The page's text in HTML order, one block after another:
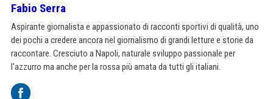
Fabio Serra
Aspirante giornalista e appassionato di racconti sportivi di qualità, uno
dei pochi a credere ancora nel giornalismo di grandi letture e storie da
raccontare. Cresciuto a Napoli, naturale sviluppo passionale per
l'azzurro ma anche per la rossa più amata da tutti gli italiani.